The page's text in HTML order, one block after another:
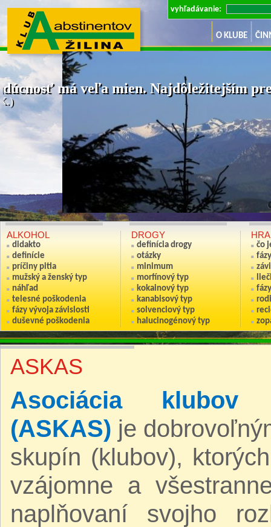
vyhľadávanie:
má veľa mien. Najdôležitejším
Ak nie si
(Anton
O KLUBE
ALKOHOL
didakto
definície
príčiny pitia
mužský a ženský typ
náhľad
telesné poškodenia
fázy vývoja závislosti
duševné poškodenia
DROGY
definícia drogy
otázky
minimum
morfínový typ
kokainový typ
kanabisový typ
solvenciový typ
halucinogénový typ
HRA
čo
ASKAS
Asociácia klubov
(ASKAS) je
skupín (klubov),
vzájomne a
naplňovaní svojho